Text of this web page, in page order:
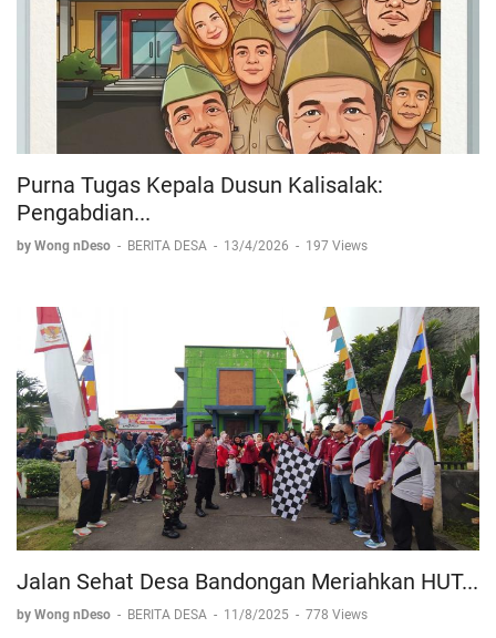
Purna Tugas Kepala Dusun Kalisalak:
Pengabdian...
by Wong nDeso - BERITA DESA - 13/4/2026 - 197 Views
Jalan Sehat Desa Bandongan Meriahkan HUT...
by Wong nDeso - BERITA DESA - 11/8/2025 - 778 Views